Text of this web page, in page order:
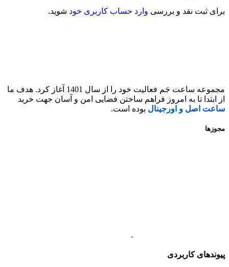
برای ثبت نقد و بررسی وارد حساب کاربری خود شوید.
مجموعه ساعت جَم فعالیت خود را از سال 1401 آغاز کرد. هدف ما
از ابتدا تا به امروز فراهم ساختن فضایی امن و آسان جهت خرید
ساعت اصل و اورجینال بوده است.
مجوزها
پیوندهای کاربردی